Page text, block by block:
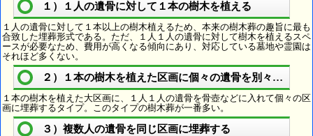
１）１人の遺骨に対して１本の樹木を植える
１人の遺骨に対して１本以上の樹木植えるため、本来の樹木葬の趣旨に最も
合致した埋葬形式である。ただ、１人１人の遺骨に対して樹木を植えるスペ
ースが必要なため、費用が高くなる傾向にあり、対応している墓地や霊園は
それほど多くない。
２）１本の樹木を植えた区画に個々の遺骨を別々に埋葬
１本の樹木を植えた大区画に、１人１人の遺骨を骨壺などに入れて個々の区
画に埋葬するタイプ。このタイプの樹木葬が一番多い。
３）複数人の遺骨を同じ区画に埋葬する